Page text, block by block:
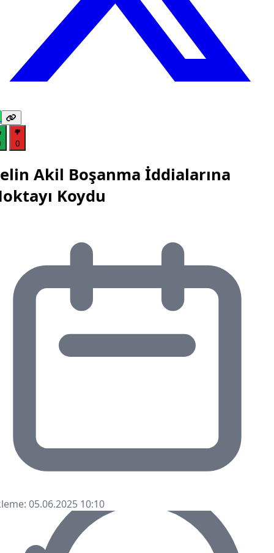
0
Akil Boşanma İddialarına
Koydu
05.06.2025 10:10